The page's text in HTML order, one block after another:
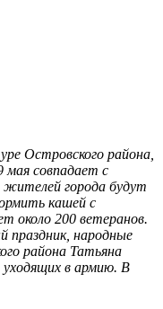
Островского района,
мая совпадает с
города будут
кашей с
около 200 ветеранов.
праздник, народные
района Татьяна
в армию. В